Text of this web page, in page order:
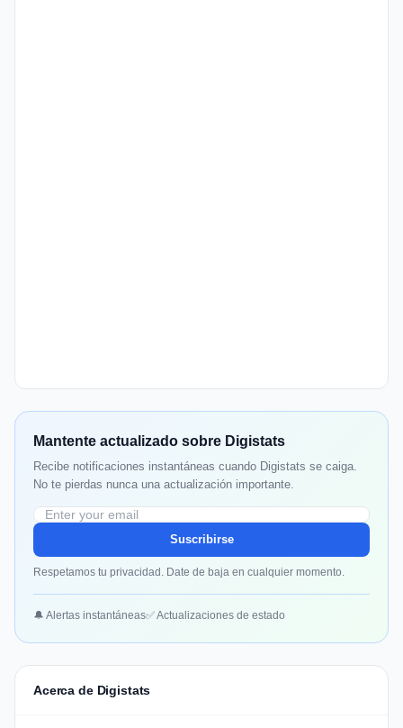
Mantente actualizado sobre Digistats
Recibe notificaciones instantáneas cuando Digistats se caiga.
No te pierdas nunca una actualización importante.
Suscribirse
Respetamos tu privacidad. Date de baja en cualquier momento.
🔔 Alertas instantáneas✅ Actualizaciones de estado
Acerca de Digistats